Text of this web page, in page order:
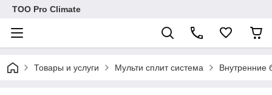
ТОО Pro Climate
Товары и услуги Мульти сплит система Внутренние